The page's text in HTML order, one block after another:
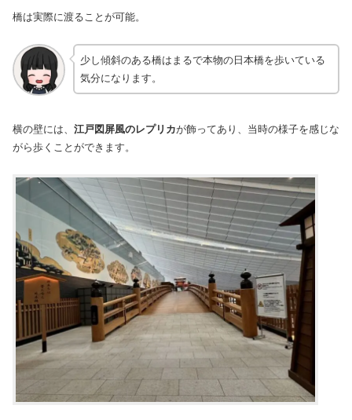
橋は実際に渡ることが可能。
少し傾斜のある橋はまるで本物の日本橋を歩いている
気分になります。
横の壁には、 江戸図屏風のレプリカが飾ってあり、当時の様子を感じな
がら歩くことができます。